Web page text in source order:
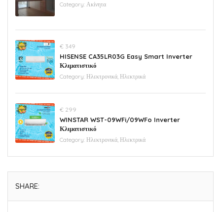
Category: Ακίνητα
€ 349
HISENSE CA35LR03G Easy Smart Inverter
Κλιματιστικό
Category: Ηλεκτρονικά, Ηλεκτρικά
€ 299
WINSTAR WST-09WFi/09WFo Inverter
Κλιματιστικό
Category: Ηλεκτρονικά, Ηλεκτρικά
SHARE: